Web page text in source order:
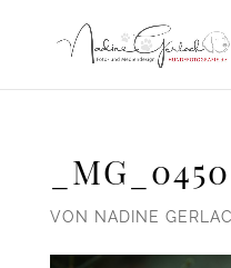
VON NADINE